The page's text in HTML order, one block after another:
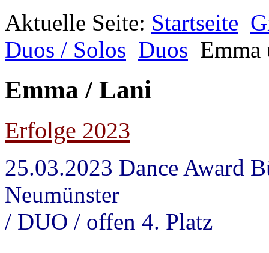
Aktuelle Seite: Startseite
Duos / Solos Duos
Emma / Lani
Erfolge 2023
25.03.2023 Dance Award
/ DUO / offen 4. Platz